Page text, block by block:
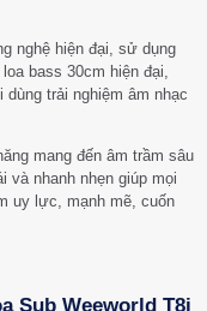
nghệ hiện đại, sử dụng
bass 30cm hiện đại,
trải nghiệm âm nhạc
mang đến âm trầm sâu
và nhanh nhẹn giúp mọi
uy lực, mạnh mẽ, cuốn
Sub Weeworld T8i